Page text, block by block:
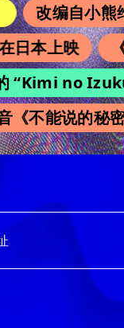
熊维尼的恐怖
《Iké Boys
Izuku
的秘密》3张